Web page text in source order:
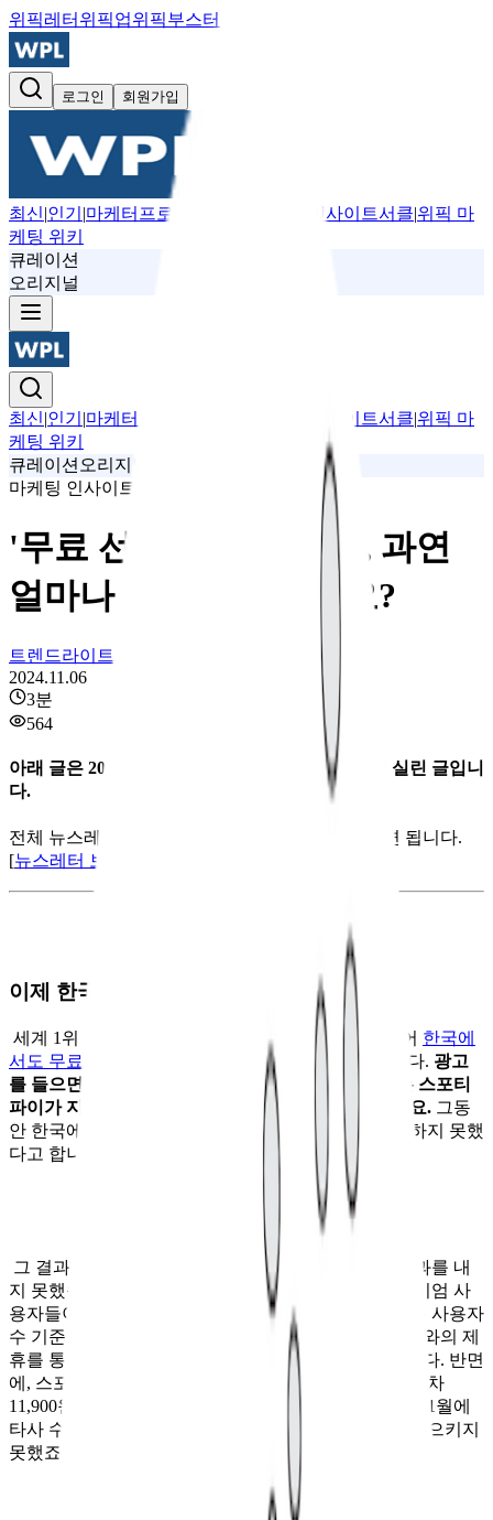
위픽레터 위픽업위픽부스터
로그인 회원가입
최신|인기 |마케터프로필 위픽 인사이트서클|위픽 마
케팅 위키
큐레이션
오리지널
최신|인기 |마케터프로필 위픽 인사이트서클|위픽 마
케팅 위키
큐레이션 오리지널
마케팅 인사이트
'무료 선언' 스포티파이, 과연
얼마나 효과가 있을까요?
트렌드라이트
2024.11.06
3분
564
아래 글은 2024년 10월 30일에 발행된 뉴스레터에 실린 글입니
다.
전체 뉴스레터를 보시려면 옆의 링크를 클릭하시면 됩니다.
[뉴스레터 보러 가기
이제 한국에서도 무료입니다
세계 1위 음원 스트리밍 플랫폼 스포티파이가 드디어 한국에
서도 무료 멤버십, ‘ 스포티파이 프리 ‘를 출시
했습니다. 광고
를 들으면 음악을 무료로 감상할 수 있는 이 요금제는 스포티
파이가 지금의 위상을 얻는 데 중요한 역할을 했는데요. 그동
안 한국에서는 저작권료 협상 문제로 인해 이를 시행하지 못했
다고 합니다.
그 결과, 스포티파이는 한국 시장에서 기대만큼의 성과를 내
지 못했습니다. 원인은 역시 가격이었죠. 유튜브 프리미엄 사
용자들이 무료로 사용하는 데에 힘입어, 유튜브 뮤직은 사용자
수 기준 1위에 올랐고요. 국내 음원 서비스들은 통신사와의 제
휴를 통해 기존 이용자들을 어떻게든 유지하고 있습니다. 반면
에, 스포티파이는 통신사 제휴가 없는 데다 기본요금조차
11,900원으로 국내 서비스들보다 비쌌습니다. 2022년 11월에
타사 수준의 베이직 요금제를 도입했지만 큰 반향을 일으키지
못했죠.